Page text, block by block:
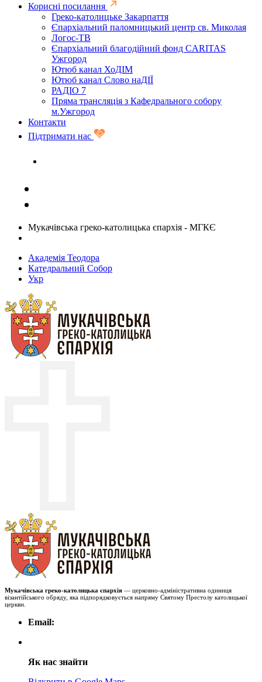
Корисні посилання
Греко-католицьке Закарпаття
Єпархіальний паломницький центр св. Миколая
Логос-ТВ
Єпархіальний благодійний фонд CARITAS
Ужгород
Ютюб канал ХоДІМ
Ютюб канал Слово наДІЇ
РАДІО 7
Пряма трансляція з Кафедрального собору
м.Ужгород
Контакти
Підтримати нас
Мукачівська греко-католицька єпархія - МГКЄ
Академія Теодора
Катедральний Собор
Укр
Мукачівська греко-католицька єпархія — церковно-адміністративна одиниця
візантійського обряду, яка підпорядковується напряму Святому Престолу католицької
церкви.
Email:
Як нас знайти